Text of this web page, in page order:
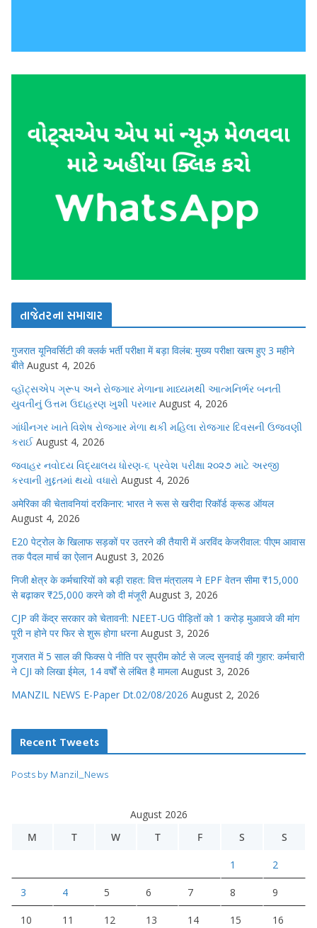
તાજેતરના સમાચાર
गुजरात यूनिवर्सिटी की क्लर्क भर्ती परीक्षा में बड़ा विलंब: मुख्य परीक्षा खत्म हुए 3 महीने
बीते August 4, 2026
વ્હૉટ્સએપ ગ્રૂપ અને રોજગાર મેળાના માધ્યમથી આત્મનિર્ભર બનતી
યુવતીનું ઉત્તમ ઉદાહરણ ખુશી પરમાર August 4, 2026
ગાંધીનગર ખાતે વિશેષ રોજગાર મેળા થકી મહિલા રોજગાર દિવસની ઉજવણી
કરાઈ August 4, 2026
જવાહર નવોદય વિદ્યાલય ધોરણ-૬ પ્રવેશ પરીક્ષા ૨૦૨૭ માટે અરજી
કરવાની મુદ્દતમાં થયો વધારો August 4, 2026
अमेरिका की चेतावनियां दरकिनार: भारत ने रूस से खरीदा रिकॉर्ड क्रूड ऑयल
August 4, 2026
E20 पेट्रोल के खिलाफ सड़कों पर उतरने की तैयारी में अरविंद केजरीवाल: पीएम आवास
तक पैदल मार्च का ऐलान August 3, 2026
निजी क्षेत्र के कर्मचारियों को बड़ी राहत: वित्त मंत्रालय ने EPF वेतन सीमा ₹15,000
से बढ़ाकर ₹25,000 करने को दी मंजूरी August 3, 2026
CJP की केंद्र सरकार को चेतावनी: NEET-UG पीड़ितों को 1 करोड़ मुआवजे की मांग
पूरी न होने पर फिर से शुरू होगा धरना August 3, 2026
गुजरात में 5 साल की फिक्स पे नीति पर सुप्रीम कोर्ट से जल्द सुनवाई की गुहार: कर्मचारी
ने CJI को लिखा ईमेल, 14 वर्षों से लंबित है मामला August 3, 2026
MANZIL NEWS E-Paper Dt.02/08/2026 August 2, 2026
Recent Tweets
Posts by Manzil_News
August 2026
M
T W T F S S
1 2
3 4 5 6 7 8 9
10 11 12 13 14 15 16